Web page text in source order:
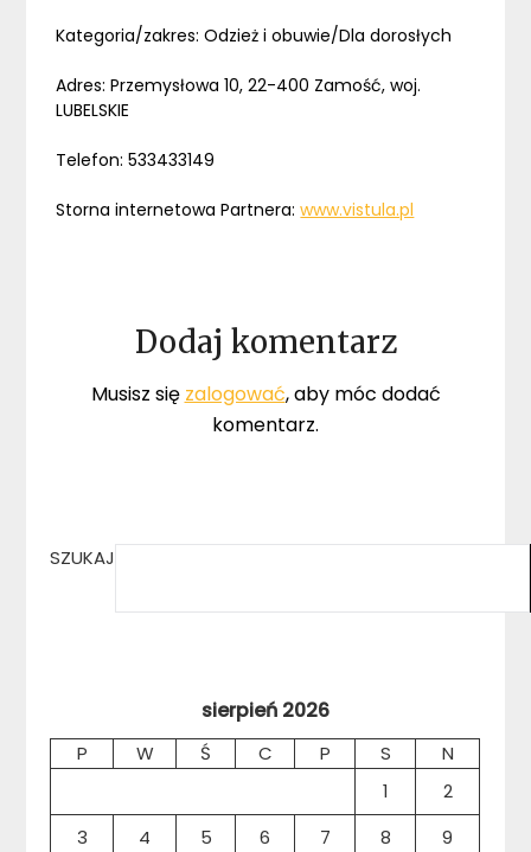
Kategoria/zakres: Odzież i obuwie/Dla dorosłych
Adres: Przemysłowa 10, 22-400 Zamość, woj.
LUBELSKIE
Telefon: 533433149
Storna internetowa Partnera:www.vistula.pl
Dodaj komentarz
Musisz się zalogować, aby móc dodać
komentarz.
SZUKAJ
sierpień 2026
P W Ś C P S
N
1
2
3
4 5 6 7 8
9